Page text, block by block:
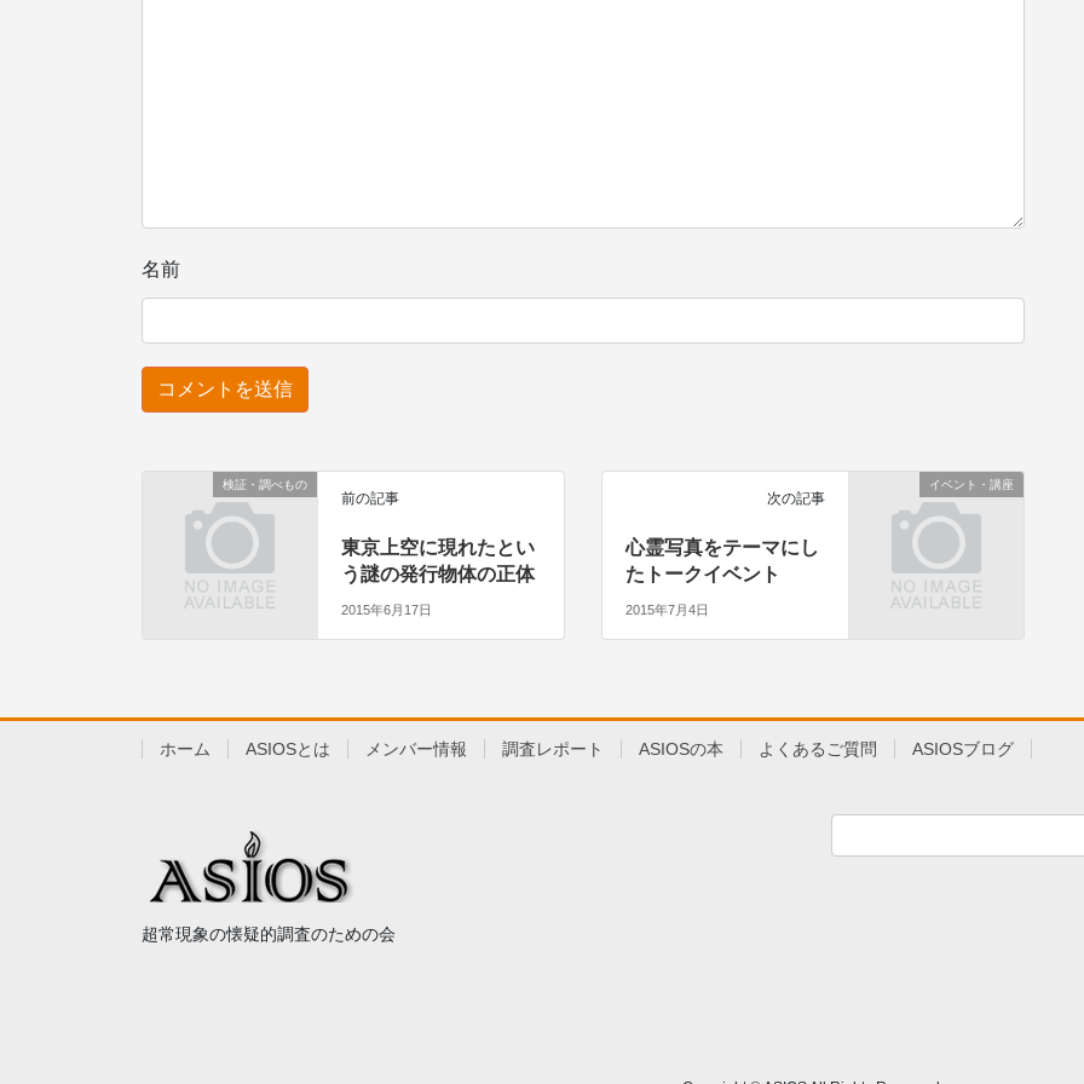
名前
検証・調べもの
前の記事
東京上空に現れたとい
う謎の発行物体の正体
2015年6月17日
イベント・講座
次の記事
心霊写真をテーマにし
たトークイベント
2015年7月4日
ホーム ASIOSとは メンバー情報 調査レポート ASIOSの本 よくあるご質問 ASIOSブログ
超常現象の懐疑的調査のための会